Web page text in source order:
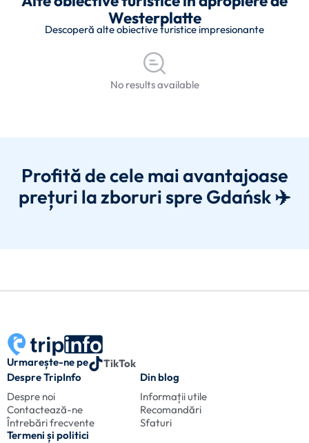
Westerplatte
Descoperă alte obiective turistice impresionante
No results available
Profită de cele mai avantajoase
prețuri la zboruri spre Gdańsk ✈️
Urmarește-ne pe
TikTok
Despre TripInfo
Despre noi
Contactează-ne
Întrebări frecvente
Din blog
Informații utile
Recomandări
Sfaturi
Termeni și politici